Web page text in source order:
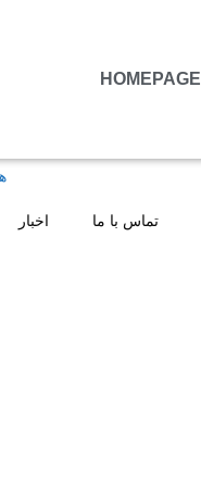
HOMEPAGE
اخبار تماس با ما